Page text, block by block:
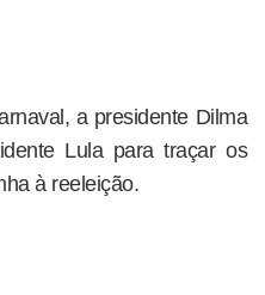
a presidente Dilma
Lula para traçar os
à reeleição.